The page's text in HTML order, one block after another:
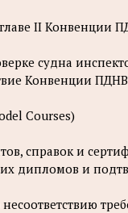
II Конвенции
судна
Конвенции
Courses)
справок и
дипломов и